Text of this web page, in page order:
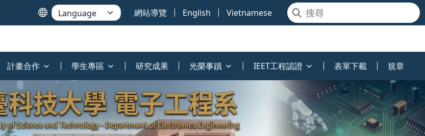
網站導覽 English Vietnamese
計畫合作 學生專區 研究成果 光榮事蹟 IEET工程認證 表單下載 規章